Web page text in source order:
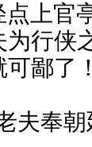
上官
为行侠
鄙了
夫奉朝